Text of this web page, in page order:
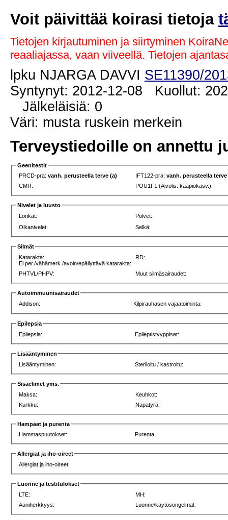
Voit päivittää koirasi tietoja
Tietojen kirjautuminen ja siirtyminen
reaaliajassa, vaan viiveellä. Tietojen
lpku NJARGA DAVVI SE11390/
Syntynyt: 2012-12-08 Kuollut:
Jälkeläisiä: 0
Väri: musta ruskein merkein
Terveystiedoille on annettu
Geenitestit
PRCD-pra:vanh. perusteella terve (a) IFT122-pra:vanh. perusteella terve
CMR:
POU1F1 (Aivolis. kääpiökasv.):
Nivelet ja luusto
Lonkat:
Polvet:
Olkanivelet:
Selkä:
Silmät
Katarakta:
Ei per./vähämerk./avoin/epäilyttävä katarakta:
RD:
PHTVL/PHPV: Muut silmäsairaudet:
Autoimmuunisairaudet
Addison:
Kilpirauhasen vajaatoiminta:
Epilepsia
Epilepsia:
Epileptistyyppiset:
Lisääntyminen
Lisääntyminen:
Steriloitu / kastroitu:
Sisäelimet yms.
Maksa:
Keuhkot:
Kurkku:
Napatyrä:
Hampaat ja purenta
Hammaspuutokset:
Purenta:
Allergiat ja iho-oireet
Allergiat ja iho-oireet:
Luonne ja testitulokset
LTE:
MH:
Ääniherkkyys:
Luonne/käytösongelmat: